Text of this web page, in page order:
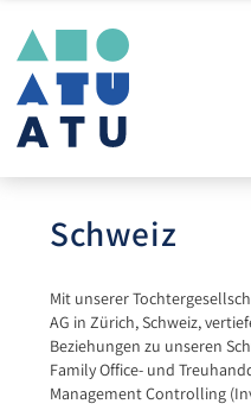
Schweiz
Mit unserer
AG in Zürich, Schweiz,
Beziehungen zu unseren
Family Office- und
Management Controlling